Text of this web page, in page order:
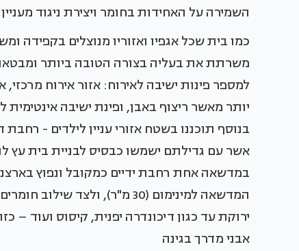
השמירה על האחידות בחומר ויצירת ניגוד
כמו בית שכל אגפיו ואזוריו מנוצלים בקפידה
משרתת את בעליה בצורה הטובה ביותר
למספר פינות ישיבה לאירוח: אזור אירוח
יותר מאשר ריצוף באבן, ופינת ישיבה
בנוסף תוכננו בשטח אזורי עניין לילדים -
אשר עם גדילתם ישמשו כבסיס לבניית בית
במדשאה אחת רחבת ידיים כמקובל ונפוץ
המדשאה למינימום (30 מ"ר),
ירוקת עד כגון דיכונדרה יפנית, קיסוס ועוד –
אבני מדרך בגינה